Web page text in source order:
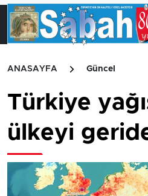
ANASAYFA Güncel
Türkiye
ülkeyi